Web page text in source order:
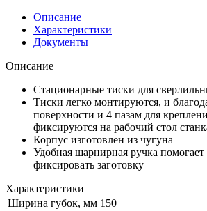
Описание
Характеристики
Документы
Описание
Стационарные тиски для
Тиски легко монтируются, и
поверхности и 4 пазам для
фиксируются на рабочий стол
Корпус изготовлен из чугуна
Удобная шарнирная ручка
фиксировать заготовку
Характеристики
Ширина губок, мм 150